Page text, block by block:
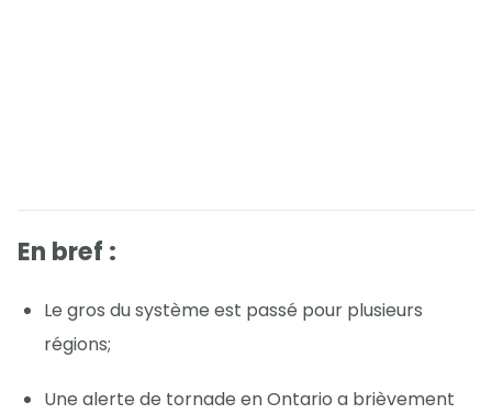
En bref :
Le gros du système est passé pour plusieurs
régions;
Une alerte de tornade en Ontario a brièvement